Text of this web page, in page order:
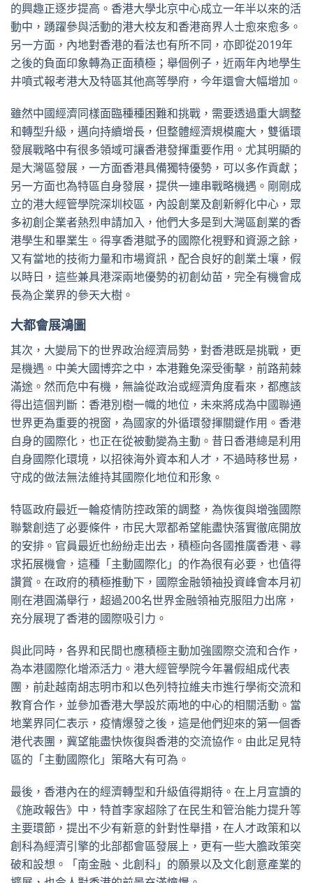
的興趣正逐步提高。香港大學北京中心成立一年半以來的活
動中，踴躍參與活動的港大校友和香港商界人士愈來愈多。
另一方面，內地對香港的看法也有所不同，亦即從2019年
之後的負面印象轉為正面積極；舉個例子，近兩年內地學生
井噴式報考港大及特區其他高等學府，今年還會大幅增加。
雖然中國經濟同樣面臨種種困難和挑戰，需要透過重大調整
和轉型升級，邁向持續增長，但整體經濟規模龐大，雙循環
發展戰略中有很多領域可讓香港發揮重要作用。尤其明顯的
是大灣區發展，一方面香港具備獨特優勢，可以多作貢獻；
另一方面也為特區自身發展，提供一連串戰略機遇。剛剛成
立的港大經管學院深圳校區，內設創業及創新孵化中心，眾
多初創企業者熱烈申請加入，他們大多是到大灣區創業的香
港學生和畢業生。得享香港賦予的國際化視野和資源之餘，
又有當地的技術力量和市場資訊，配合良好的創業土壤，假
以時日，這些兼具港深兩地優勢的初創幼苗，完全有機會成
長為企業界的參天大樹。
大都會展鴻圖
其次，大變局下的世界政治經濟局勢，對香港既是挑戰，更
是機遇。中美大國博弈之中，本港難免深受衝擊，前路荊棘
滿途。然而危中有機，無論從政治或經濟角度看來，都應該
得出這個判斷：香港別樹一幟的地位，未來將成為中國聯通
世界更為重要的視窗，為國家的外循環發揮關鍵作用。香港
自身的國際化，也正在從被動變為主動。昔日香港總是利用
自身國際化環境，以招徠海外資本和人才，不過時移世易，
守成的做法無法維持其國際化地位和形象。
特區政府最近一輪疫情防控政策的調整，為恢復與增強國際
聯繫創造了必要條件，市民大眾都希望能盡快落實徹底開放
的安排。官員最近也紛紛走出去，積極向各國推廣香港、尋
求拓展機會，這種「主動國際化」的作為很有必要，也值得
讚賞。在政府的積極推動下，國際金融領袖投資峰會本月初
剛在港圓滿舉行，超過200名世界金融領袖克服阻力出席，
充分展現了香港的國際吸引力。
與此同時，各界和民間也應積極主動加強國際交流和合作，
為本港國際化增添活力。港大經管學院今年暑假組成代表
團，前赴越南胡志明市和以色列特拉維夫市進行學術交流和
教育合作，並參加香港大學設於兩地的中心的相關活動。當
地業界同仁表示，疫情爆發之後，這是他們迎來的第一個香
港代表團，冀望能盡快恢復與香港的交流協作。由此足見特
區的「主動國際化」策略大有可為。
最後，香港內在的經濟轉型和升級值得期待。在上月宣讀的
《施政報告》中，特首李家超除了在民生和管治能力提升等
主要環節，提出不少有新意的針對性舉措，在人才政策和以
創科為經濟引擎的北部都會區發展上，更有一些大膽政策突
破和設想。「南金融、北創科」的願景以及文化創意產業的